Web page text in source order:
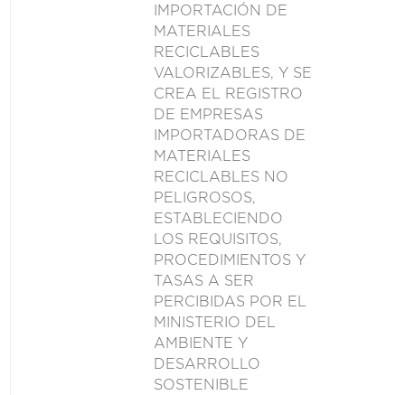
IMPORTACIÓN DE
MATERIALES
RECICLABLES
VALORIZABLES, Y SE
CREA EL REGISTRO
DE EMPRESAS
IMPORTADORAS DE
MATERIALES
RECICLABLES NO
PELIGROSOS,
ESTABLECIENDO
LOS REQUISITOS,
PROCEDIMIENTOS Y
TASAS A SER
PERCIBIDAS POR EL
MINISTERIO DEL
AMBIENTE Y
DESARROLLO
SOSTENIBLE